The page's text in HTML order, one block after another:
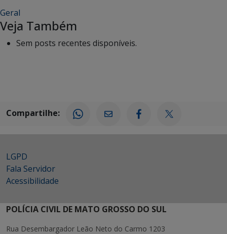
Geral
Veja Também
Sem posts recentes disponíveis.
Compartilhe:
LGPD
Fala Servidor
Acessibilidade
POLÍCIA CIVIL DE MATO GROSSO DO SUL
Rua Desembargador Leão Neto do Carmo 1203